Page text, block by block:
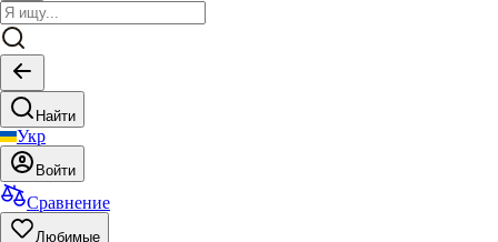
Найти
Укр
Войти
Сравнение
Любимые